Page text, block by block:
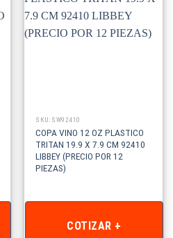
SKU: SW92410
COPA VINO 12 OZ PLASTICO
TRITAN 19.9 X 7.9 CM 92410
LIBBEY (PRECIO POR 12
PIEZAS)
COTIZAR +